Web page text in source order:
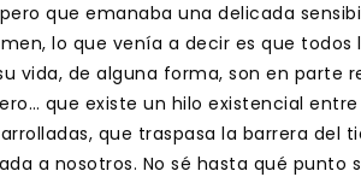
que emanaba una delicada
lo que venía a decir es que todos
vida, de alguna forma, son en parte
que existe un hilo existencial
que traspasa la barrera del
a nosotros. No sé hasta qué punto